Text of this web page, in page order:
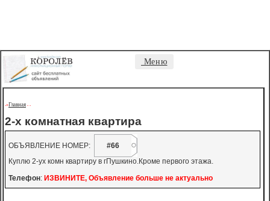
Меню
->Главная - -
2-х комнатная квартира
ОБЪЯВЛЕНИЕ НОМЕР:
#66
Куплю 2-ух комн квартиру в гПушкино.Кроме первого этажа.
Телефон: ИЗВИНИТЕ, Объявление больше не актуально